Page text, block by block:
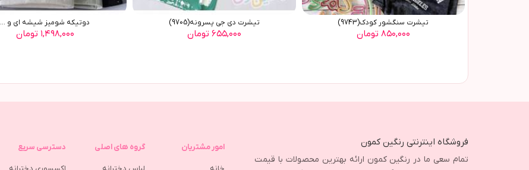
تیشرت سنگشور کودک(9743)
۸۵۰,۰۰۰ تومان
تیشرت دی جی پسرونه(9705)
۶۵۵,۰۰۰ تومان
دوتیکه شومیز شیشه ای و ...
۱,۴۹۸,۰۰۰ تومان
فروشگاه اینترنتی رنگین کمون
تمام سعی ما در رنگین کمون ارائه بهترین محصولات با قیمت
امور مشتریان گروه های اصلی دسترسی سریع